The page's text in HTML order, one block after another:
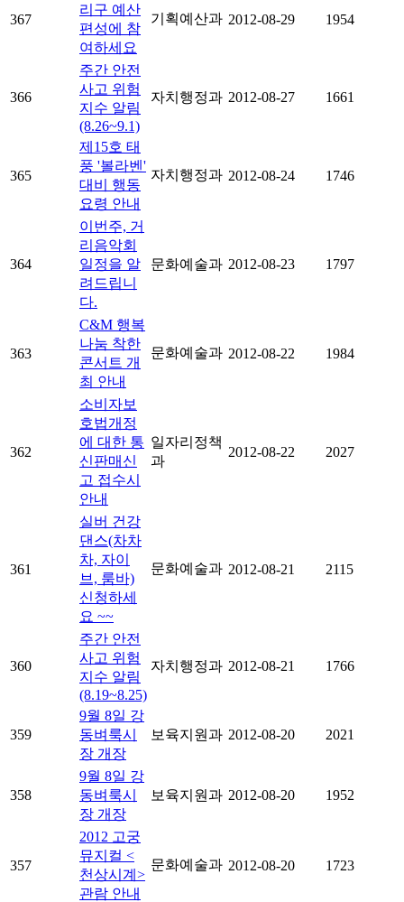
367
리구 예산
편성에 참
여하세요
기획예산과 2012-08-29 1954
366
주간 안전
사고 위험
지수 알림
(8.26~9.1)
자치행정과 2012-08-27 1661
365
제15호 태
풍 '볼라벤'
대비 행동
요령 안내
자치행정과 2012-08-24 1746
364
이번주, 거
리음악회
일정을 알
려드립니
다.
문화예술과 2012-08-23 1797
363
C&M 행복
나눔 착한
콘서트 개
최 안내
문화예술과 2012-08-22 1984
362
소비자보
호법개정
에 대한 통
신판매신
고 접수시
안내
일자리정책
과
2012-08-22 2027
361
실버 건강
댄스(차차
차, 자이
브, 룸바)
신청하세
요 ~~
문화예술과 2012-08-21 2115
360
주간 안전
사고 위험
지수 알림
(8.19~8.25)
자치행정과 2012-08-21 1766
359
9월 8일 강
동벼룩시
장 개장
보육지원과 2012-08-20 2021
358
9월 8일 강
동벼룩시
장 개장
보육지원과 2012-08-20 1952
357
2012 고궁
뮤지컬 <
천상시계>
관람 안내
문화예술과 2012-08-20 1723